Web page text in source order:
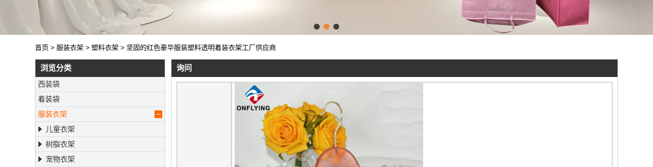
首页 > 服装衣架 > 塑料衣架 > 坚固的红色豪华服装塑料透明着装衣架工厂供应商
浏览分类
西装袋
着装袋
服装衣架
儿童衣架
树脂衣架
宠物衣架
询问